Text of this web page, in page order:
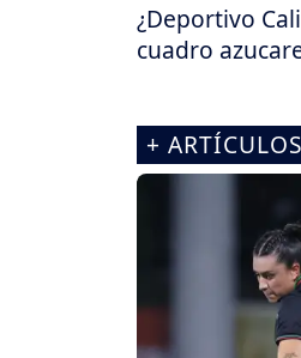
¿Deportivo
cuadro
+ ARTÍCULOS